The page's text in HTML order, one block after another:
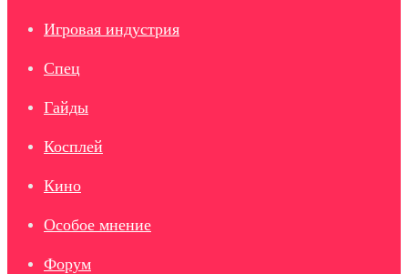
Игровая индустрия
Спец
Гайды
Косплей
Кино
Особое мнение
Форум